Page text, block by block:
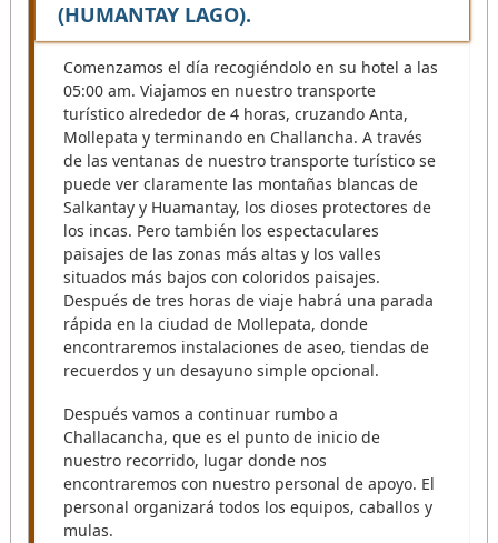
(HUMANTAY LAGO).
Comenzamos el día recogiéndolo en su hotel a las
05:00 am. Viajamos en nuestro transporte
turístico alrededor de 4 horas, cruzando Anta,
Mollepata y terminando en Challancha. A través
de las ventanas de nuestro transporte turístico se
puede ver claramente las montañas blancas de
Salkantay y Huamantay, los dioses protectores de
los incas. Pero también los espectaculares
paisajes de las zonas más altas y los valles
situados más bajos con coloridos paisajes.
Después de tres horas de viaje habrá una parada
rápida en la ciudad de Mollepata, donde
encontraremos instalaciones de aseo, tiendas de
recuerdos y un desayuno simple opcional.
Después vamos a continuar rumbo a
Challacancha, que es el punto de inicio de
nuestro recorrido, lugar donde nos
encontraremos con nuestro personal de apoyo. El
personal organizará todos los equipos, caballos y
mulas.